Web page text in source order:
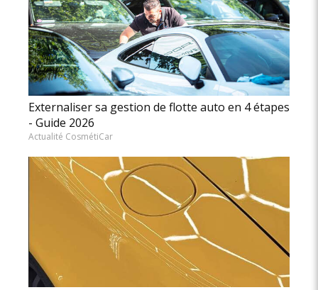
Externaliser sa gestion de flotte auto en 4 étapes
- Guide 2026
Actualité CosmétiCar